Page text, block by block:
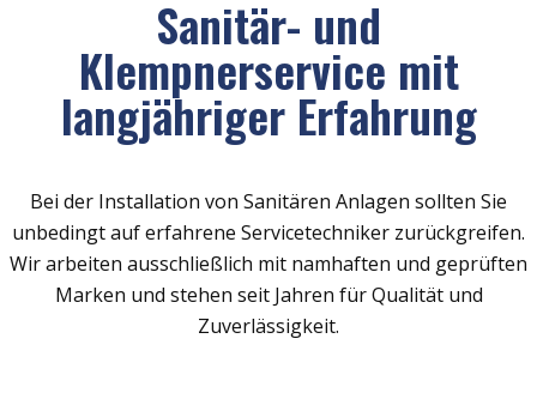
Sanitär- und
Klempnerservice mit
langjähriger Erfahrung
Bei der Installation von Sanitären Anlagen sollten Sie
unbedingt auf erfahrene Servicetechniker zurückgreifen.
Wir arbeiten ausschließlich mit namhaften und geprüften
Marken und stehen seit Jahren für Qualität und
Zuverlässigkeit.